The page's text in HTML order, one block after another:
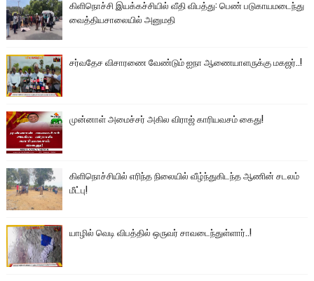
கிளிநொச்சி இயக்கச்சியில் வீதி விபத்து: பெண் படுகாயமடைந்து
வைத்தியசாலையில் அனுமதி
சர்வதேச விசாரணை வேண்டும் ஐநா ஆணையாளருக்கு மகஜர்..!
முன்னாள் அமைச்சர் அகில விராஜ் காரியவசம் கைது!
கிளிநொச்சியில் எரிந்த நிலையில் வீழ்ந்துகிடந்த ஆணின் சடலம்
மீட்பு!
யாழில் வெடி விபத்தில் ஒருவர் சாவடைந்துள்ளார்..!